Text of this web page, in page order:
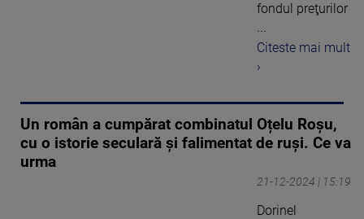
fondul preţurilor
...
Citeste mai mult
›
Un român a cumpărat combinatul Oțelu Roșu,
cu o istorie seculară și falimentat de ruși. Ce va
urma
21-12-2024 | 15:19
Dorinel